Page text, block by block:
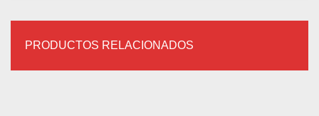
PRODUCTOS RELACIONADOS